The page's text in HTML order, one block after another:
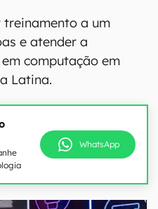
a um
e atender a
computação em
Latina.
WhatsApp